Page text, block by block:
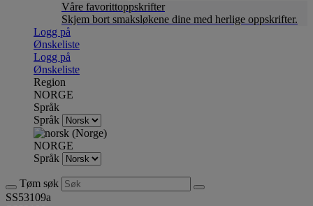
Våre favorittoppskrifter
Skjem bort smaksløkene dine med herlige oppskrifter.
Logg på
Ønskeliste
Logg på
Ønskeliste
Region
NORGE
Språk
Språk
NORGE
Språk
Tøm søk
SS53109a